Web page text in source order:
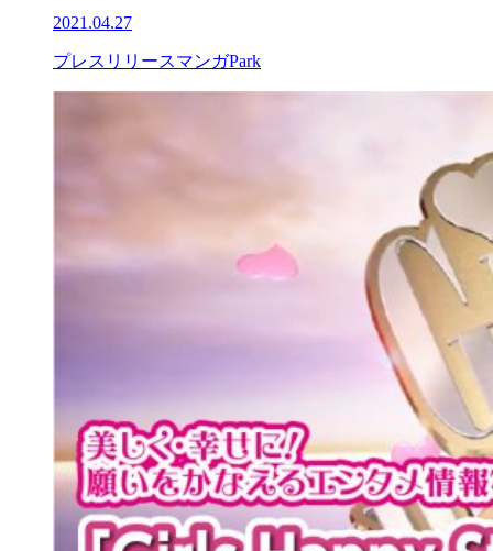
2021.04.27
プレスリリースマンガPark